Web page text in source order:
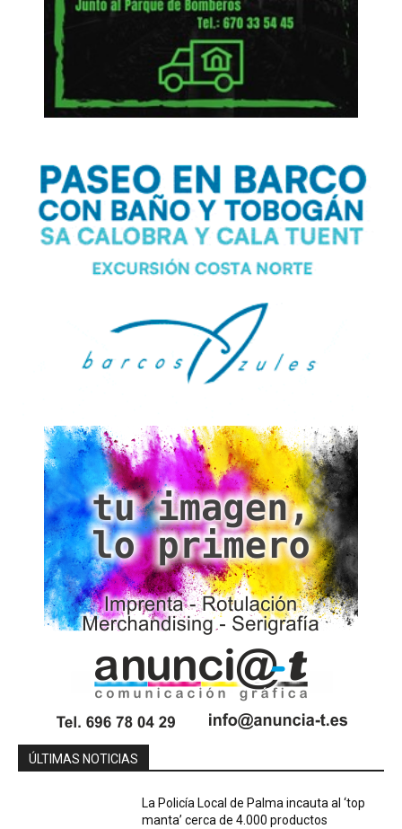
ÚLTIMAS NOTICIAS
La Policía Local de Palma incauta al ‘top
manta’ cerca de 4.000 productos